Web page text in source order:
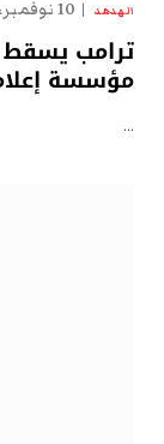
الهدهد 10 نوفمبر، 2025
ترامب
مؤسسة
…